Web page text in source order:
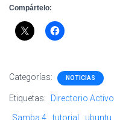
Compártelo:
Categorías: NOTICIAS
Etiquetas: Directorio Activo
Samba 4
tutorial ubuntu